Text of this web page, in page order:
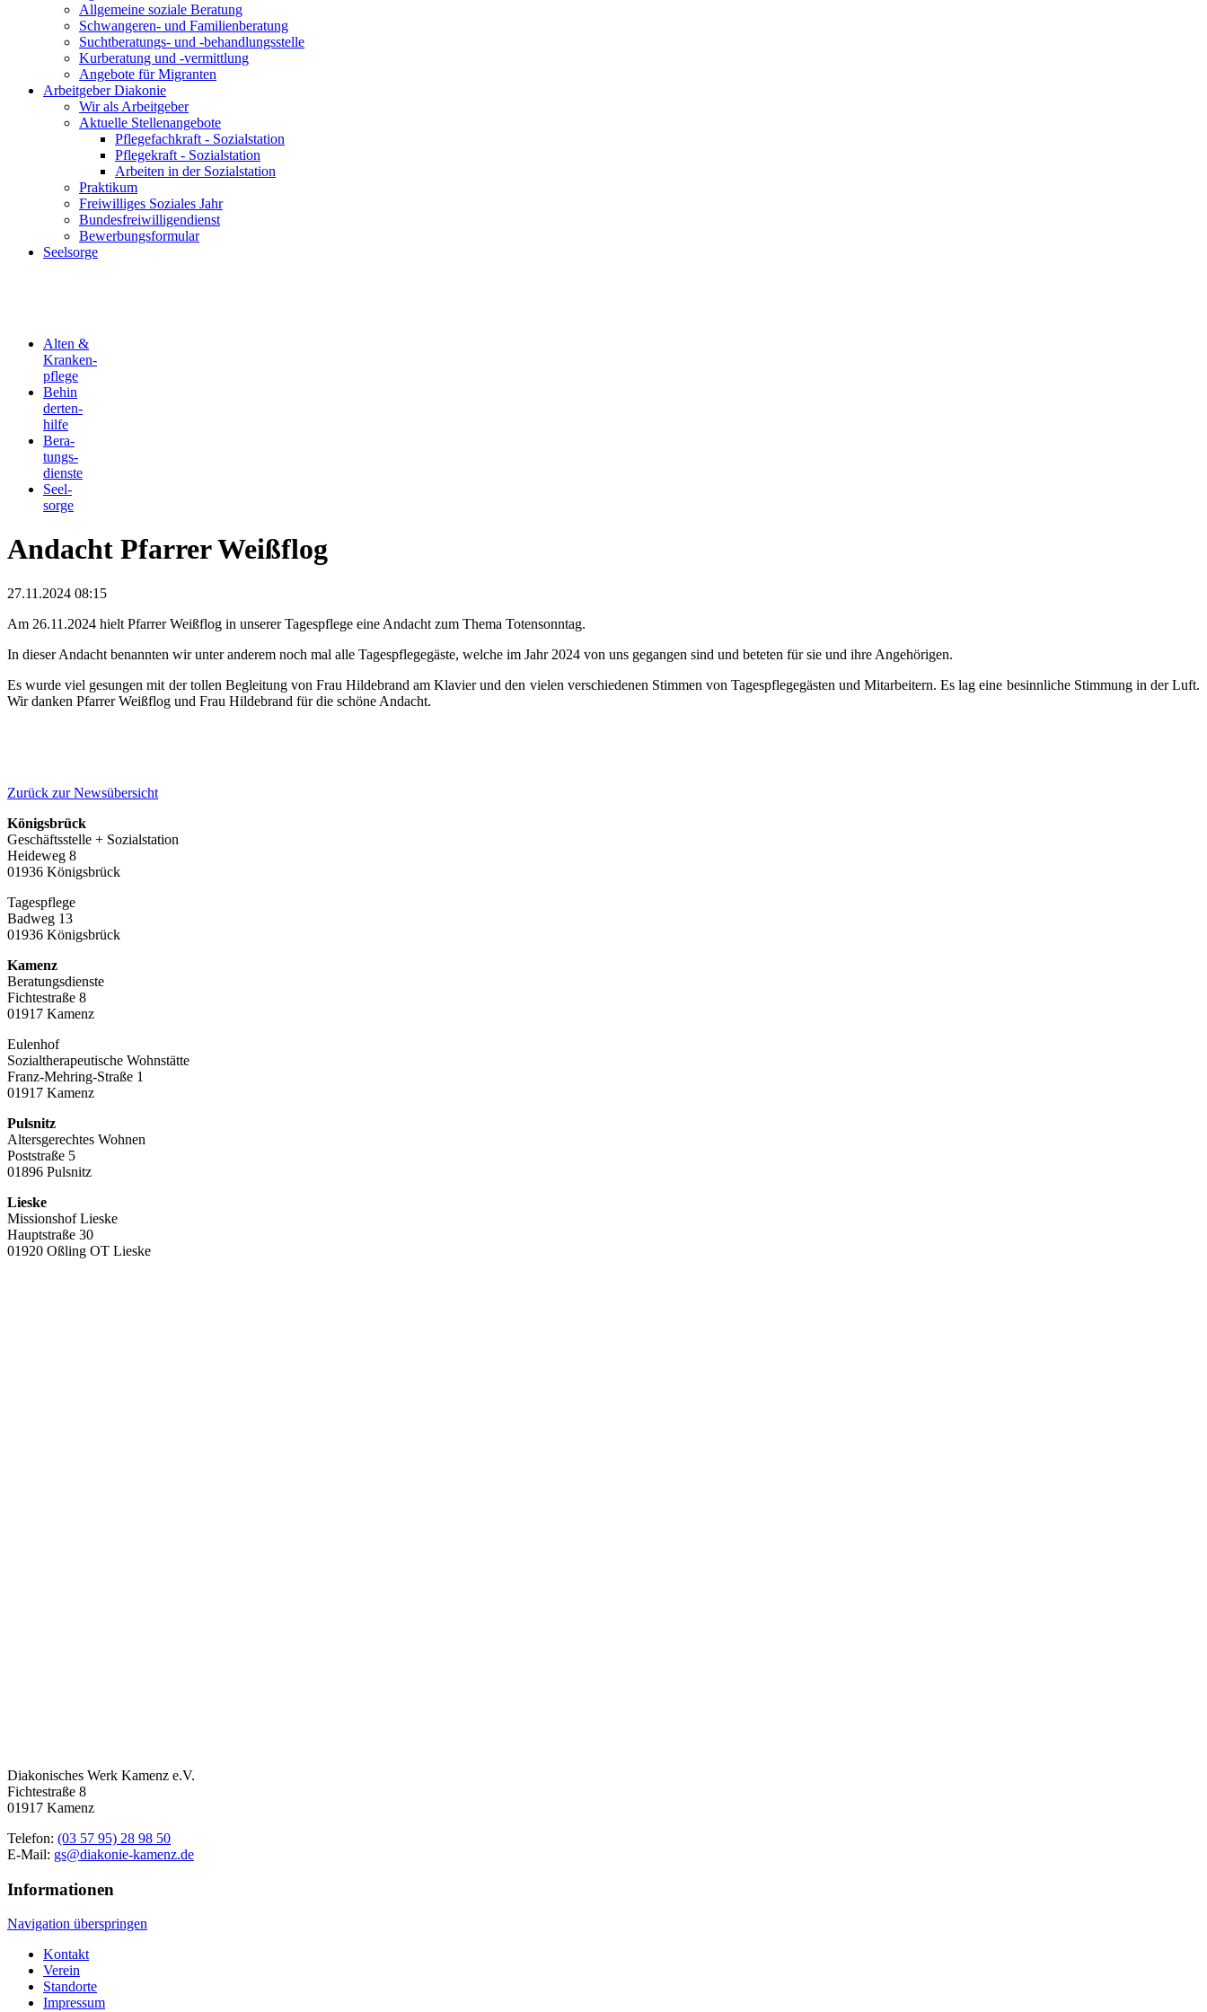
Allgemeine soziale Beratung
Schwangeren- und Familienberatung
Suchtberatungs- und -behandlungsstelle
Kurberatung und -vermittlung
Angebote für Migranten
Arbeitgeber Diakonie
Wir als Arbeitgeber
Aktuelle Stellenangebote
Pflegefachkraft - Sozialstation
Pflegekraft - Sozialstation
Arbeiten in der Sozialstation
Praktikum
Freiwilliges Soziales Jahr
Bundesfreiwilligendienst
Bewerbungsformular
Seelsorge
Alten &
Kranken-
pflege
Behin
derten-
hilfe
Bera-
tungs-
dienste
Seel-
sorge
Andacht Pfarrer Weißflog
27.11.2024 08:15
Am 26.11.2024 hielt Pfarrer Weißflog in unserer Tagespflege eine Andacht zum Thema Totensonntag.
In dieser Andacht benannten wir unter anderem noch mal alle Tagespflegegäste, welche im Jahr 2024 von uns gegangen sind und beteten für sie und ihre Angehörigen.
Es wurde viel gesungen mit der tollen Begleitung von Frau Hildebrand am Klavier und den vielen verschiedenen Stimmen von Tagespflegegästen und Mitarbeitern. Es lag eine besinnliche Stimmung in der Luft.
Wir danken Pfarrer Weißflog und Frau Hildebrand für die schöne Andacht.
Zurück zur Newsübersicht
Königsbrück
Geschäftsstelle + Sozialstation
Heideweg 8
01936 Königsbrück
Tagespflege
Badweg 13
01936 Königsbrück
Kamenz
Beratungsdienste
Fichtestraße 8
01917 Kamenz
Eulenhof
Sozialtherapeutische Wohnstätte
Franz-Mehring-Straße 1
01917 Kamenz
Pulsnitz
Altersgerechtes Wohnen
Poststraße 5
01896 Pulsnitz
Lieske
Missionshof Lieske
Hauptstraße 30
01920 Oßling OT Lieske
Diakonisches Werk Kamenz e.V.
Fichtestraße 8
01917 Kamenz
Telefon: (03 57 95) 28 98 50
E-Mail: gs@diakonie-kamenz.de
Informationen
Navigation überspringen
Kontakt
Verein
Standorte
Impressum